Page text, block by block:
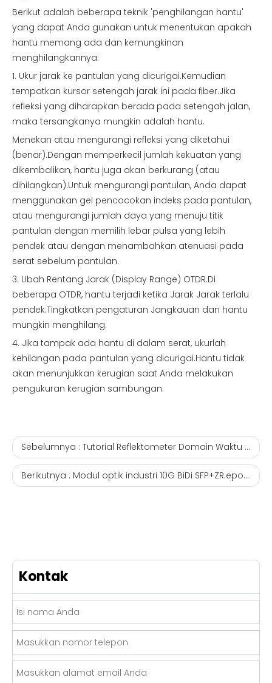
Berikut adalah beberapa teknik 'penghilangan hantu'
yang dapat Anda gunakan untuk menentukan apakah
hantu memang ada dan kemungkinan
menghilangkannya:
1. Ukur jarak ke pantulan yang dicurigai.Kemudian
tempatkan kursor setengah jarak ini pada fiber.Jika
refleksi yang diharapkan berada pada setengah jalan,
maka tersangkanya mungkin adalah hantu.
Menekan atau mengurangi refleksi yang diketahui
(benar).Dengan memperkecil jumlah kekuatan yang
dikembalikan, hantu juga akan berkurang (atau
dihilangkan).Untuk mengurangi pantulan, Anda dapat
menggunakan gel pencocokan indeks pada pantulan,
atau mengurangi jumlah daya yang menuju titik
pantulan dengan memilih lebar pulsa yang lebih
pendek atau dengan menambahkan atenuasi pada
serat sebelum pantulan.
3. Ubah Rentang Jarak (Display Range) OTDR.Di
beberapa OTDR, hantu terjadi ketika Jarak Jarak terlalu
pendek.Tingkatkan pengaturan Jangkauan dan hantu
mungkin menghilang.
4. Jika tampak ada hantu di dalam serat, ukurlah
kehilangan pada pantulan yang dicurigai.Hantu tidak
akan menunjukkan kerugian saat Anda melakukan
pengukuran kerugian sambungan.
Sebelumnya : Tutorial Reflektometer Domain Waktu Optik
Berikutnya : Modul optik industri 10G BiDi SFP+ZR.epon onu grosir
Kontak